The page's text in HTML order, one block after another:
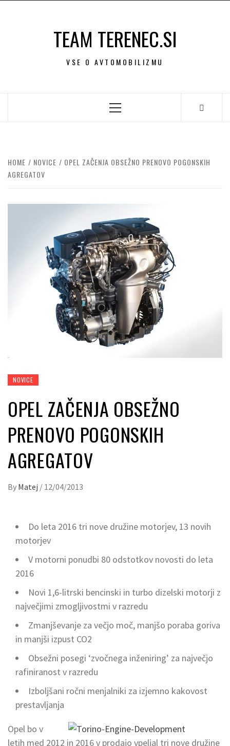
TEAM TERENEC.SI
VSE O AVTOMOBILIZMU
Primary
HOME NOVICE
OPEL ZAČENJA OBSEŽNO PRENOVO POGONSKIH
AGREGATOV
NOVICE
OPEL ZAČENJA OBSEŽNO
PRENOVO POGONSKIH
AGREGATOV
By Matej / 12/04/2013
Do leta 2016 tri nove družine motorjev, 13 novih
motorjev
V motorni ponudbi 80 odstotkov novosti do leta
2016
Novi 1,6-litrski bencinski in turbo dizelski motorji z
največjimi zmogljivostmi v razredu
Zmanjševanje za večjo moč, manjšo poraba goriva
in manjši izpust CO2
Obsežni posegi ‘zvočnega inženiring’ za največjo
rafiniranost v razredu
Izboljšani ročni menjalniki za izjemno kakovost
prestavljanja
Opel bo v
letih med 2012 in 2016 v prodajo vpeljal tri nove družine